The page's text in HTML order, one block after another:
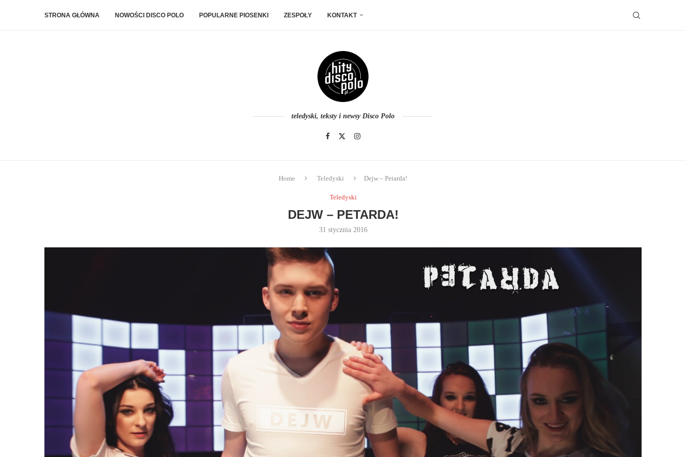
STRONA GŁÓWNA NOWOŚCI DISCO POLO POPULARNE PIOSENKI ZESPOŁY KONTAKT
teledyski, teksty i newsy Disco Polo
Home Teledyski Dejw – Petarda!
Teledyski
DEJW – PETARDA!
31 stycznia 2016